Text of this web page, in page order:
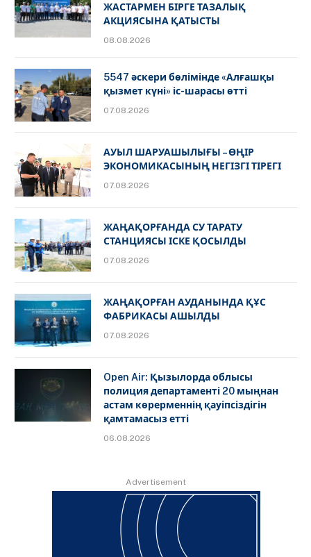
ЖАСТАРМЕН БІРГЕ ТАЗАЛЫҚ
АКЦИЯСЫНА ҚАТЫСТЫ
08.08.2026
5547 әскери бөлімінде «Алғашқы
қызмет күні» іс-шарасы өтті
07.08.2026
АУЫЛ ШАРУАШЫЛЫҒЫ – ӨҢІР
ЭКОНОМИКАСЫНЫҢ НЕГІЗГІ ТІРЕГІ
07.08.2026
ЖАҢАҚОРҒАНДА СУ ТАРАТУ
СТАНЦИЯСЫ ІСКЕ ҚОСЫЛДЫ
07.08.2026
ЖАҢАҚОРҒАН АУДАНЫНДА ҚҰС
ФАБРИКАСЫ АШЫЛДЫ
07.08.2026
Open Air: Қызылорда облысы
полиция департаменті 20 мыңнан
астам көрерменнің қауіпсіздігін
қамтамасыз етті
06.08.2026
Advertisement